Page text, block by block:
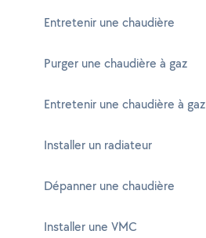
Entretenir une chaudière
Purger une chaudière à gaz
Entretenir une chaudière à gaz
Installer un radiateur
Dépanner une chaudière
Installer une VMC